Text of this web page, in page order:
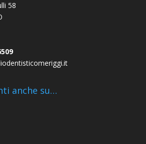
58
anche su…